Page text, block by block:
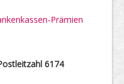
Prämien
6174